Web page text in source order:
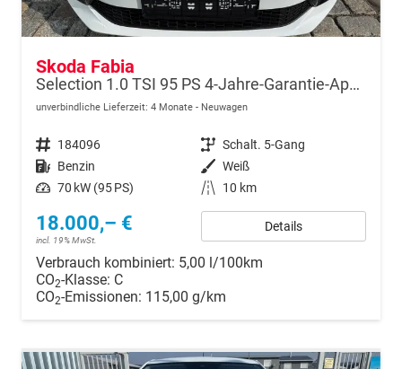
Skoda Fabia
Selection 1.0 TSI 95 PS 4-Jahre-Garantie-AppleCarPlay-AndroidAuto-LED-PDC-Sitzheizung-DAB-Klima
unverbindliche Lieferzeit: 4 Monate Neuwagen
Fahrzeugnr. 184096 Getriebe Schalt. 5-Gang
Kraftstoff Benzin Außenfarbe Weiß
Leistung 70 kW (95 PS) Kilometerstand 10 km
18.000,– €
incl. 19% MwSt.
Details
Verbrauch kombiniert: 5,00 l/100km
CO2-Klasse: C
CO2-Emissionen: 115,00 g/km